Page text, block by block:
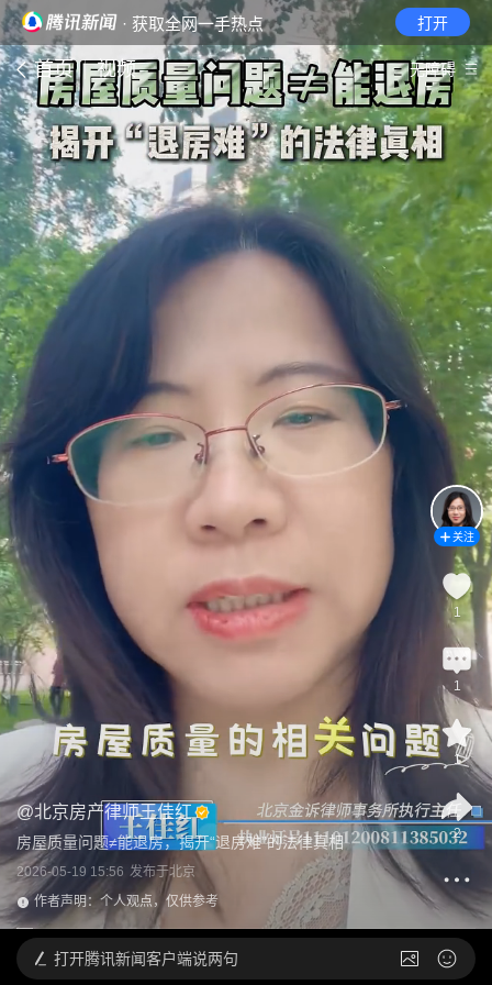
· 获取全网一手热点 打开
首页 视频 无障碍
@北京房产律师王佳红
房屋质量问题≠能退房，揭开“退房难”的法律真相
2026-05-19 15:56 发布于北京
作者声明：个人观点，仅供参考
关注
1
1
1
2
打开腾讯新闻客户端说两句